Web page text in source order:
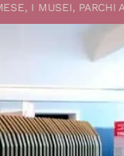
I MUSEI, PARCHI